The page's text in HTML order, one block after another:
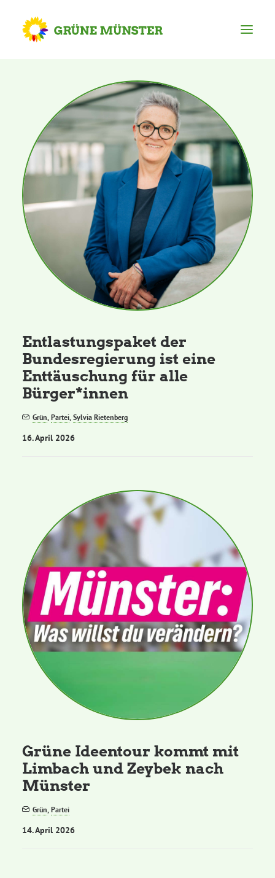
Kreisvorstand
Kreisgeschäftsstelle
Mitgliederversammlung
Ortsverbände
Kommissionen
Grünes Zentrum
Personen
Sylvia Rietenberg, MdB
Josefine Paul, MdL
Robin Korte, MdL
Daniel Freund, MdEP
Delegierte
Grüne im Rathaus
Ratsfraktion
Ratsanträge
Fraktionsgeschäftsstelle
Entlastungspaket der
Bundesregierung ist eine
Enttäuschung für alle
Bürger*innen
Grün,Partei,Sylvia Rietenberg
16. April 2026
Grüne Ideentour kommt mit
Limbach und Zeybek nach
Münster
Grün,Partei
14. April 2026